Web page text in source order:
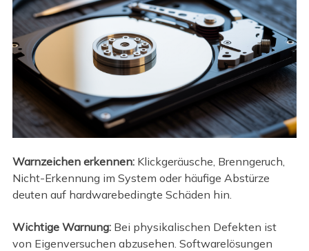
Warnzeichen erkennen:Klickgeräusche, Brenngeruch,
Nicht-Erkennung im System oder häufige Abstürze
deuten auf hardwarebedingte Schäden hin.
Wichtige Warnung:Bei physikalischen Defekten ist
von Eigenversuchen abzusehen. Softwarelösungen